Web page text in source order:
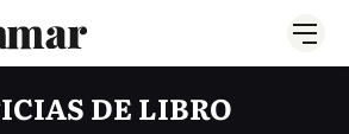
DE LIBRO